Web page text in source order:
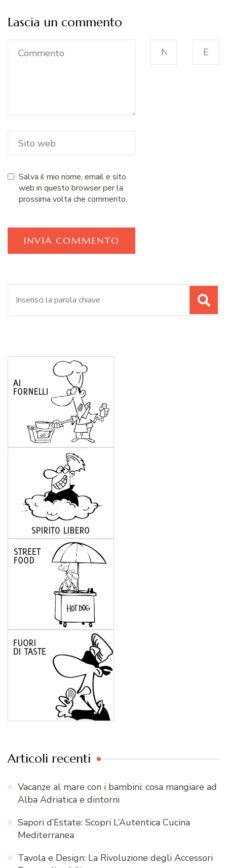
Lascia un commento
Salva il mio nome, email e sito
web in questo browser per la
prossima volta che commento.
Articoli recenti
Vacanze al mare con i bambini: cosa mangiare ad
Alba Adriatica e dintorni
Sapori d’Estate: Scopri L’Autentica Cucina
Mediterranea
Tavola e Design: La Rivoluzione degli Accessori